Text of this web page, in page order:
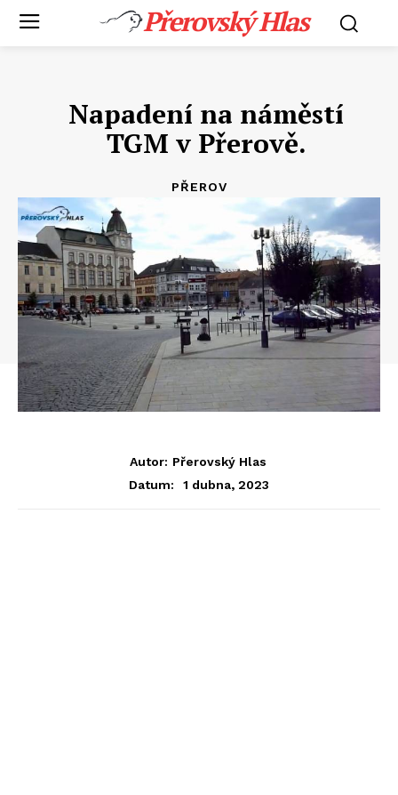
Přerovský Hlas
Napadení na náměstí
TGM v Přerově.
PŘEROV
Autor: Přerovský Hlas
Datum:
1 dubna, 2023